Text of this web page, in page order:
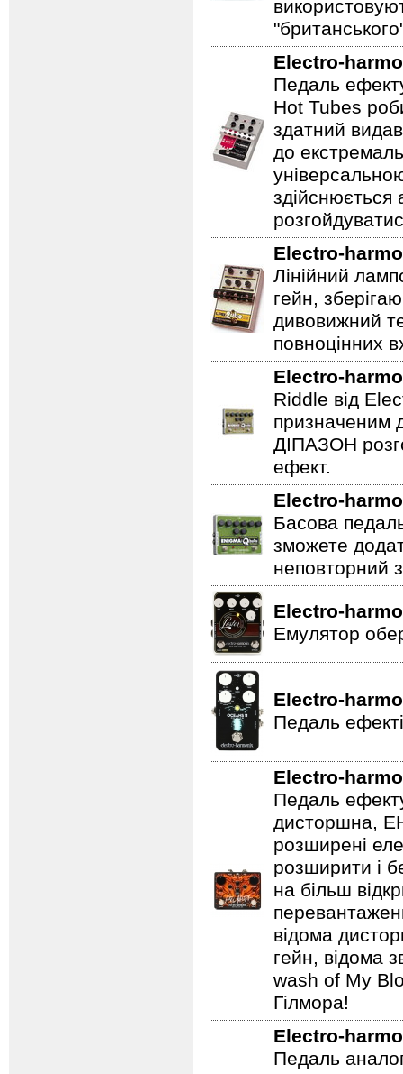
Electro-
Педаль
Hot Tubes
здатний
до
Electro-
Лінійний
гейн,
дивовижний
повноцінних
Electro-
Riddle від
призначеним
ДІПАЗОН
ефект.
Electro-
Басова
зможете
неповторний
Electro-
Емулятор
Electro-
Педаль
Electro-
Педаль
дисторшна,
розширені
розширити і
на більш
відома
гейн, відома
wash of My
Гілмора!
Electro-
Педаль